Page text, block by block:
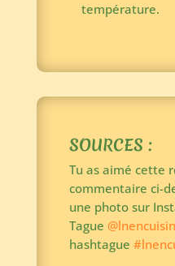
température.
SOURCES :
Tu as aimé cette
commentaire ci-
une photo sur
Tague
hashtague